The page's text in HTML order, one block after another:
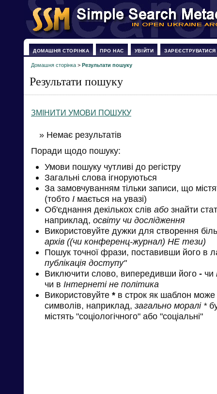
ДОМАШНЯ СТОРІНКА ПРО НАС УВІЙТИ ЗАРЕЄСТРУВАТИСЯ
Домашня сторінка > Результати пошуку
Результати пошуку
ЗМІНИТИ УМОВИ ПОШУКУ
» Немає результатів
Поради щодо пошуку:
Умови пошуку чутливі до регістру
Загальні слова ігноруються
За замовчуванням тільки записи, що
(тобто І мається на увазі)
Об'єднання декількох слів або знайти
наприклад, освіту чи дослідження
Використовуйте дужки для створення
архів ((чи конференц-журнал) НЕ тези)
Пошук точної фрази, поставивши його в
публікація доступу"
Виключити слово, випередивши його - чи
чи в Інтернеті не політика
Використовуйте * в строк як шаблон може
символів, наприклад, загально моралі *
містять "соціологічного" або "соціальні"